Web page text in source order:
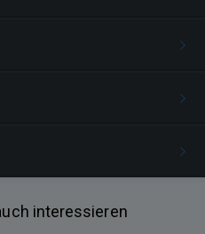
interessieren